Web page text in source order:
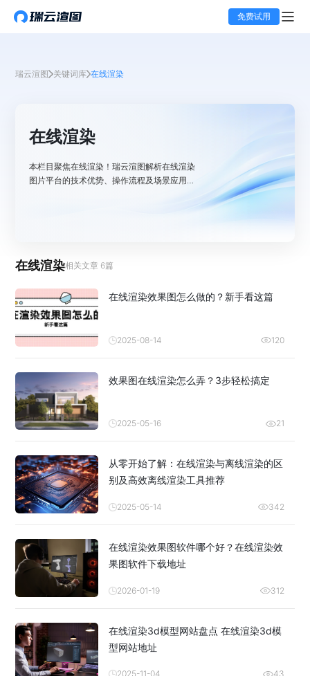
免费试用
瑞云渲图 关键词库 在线渲染
在线渲染
本栏目聚焦在线渲染！瑞云渲图解析在线渲染
图片平台的技术优势、操作流程及场景应用，
在线渲染相关文章 6篇
在线渲染效果图怎么做的？新手看这篇
2025-08-14 120
效果图在线渲染怎么弄？3步轻松搞定
2025-05-16 21
从零开始了解：在线渲染与离线渲染的区
别及高效离线渲染工具推荐
2025-05-14 342
在线渲染效果图软件哪个好？在线渲染效
果图软件下载地址
2026-01-19 312
在线渲染3d模型网站盘点 在线渲染3d模
型网站地址
2025-11-04 43